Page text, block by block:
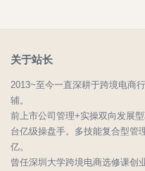
关于站长
2013~至今一直深耕于跨境电商
辅。
前上市公司管理+实操双向发展
台亿级操盘手。多技能复合型管
亿。
曾任深圳大学跨境电商选修课创